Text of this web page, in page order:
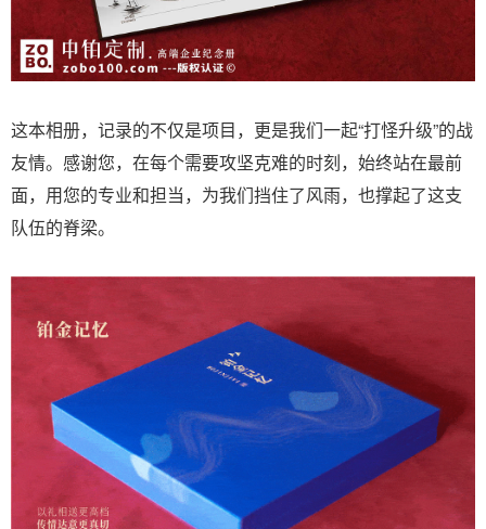
这本相册，记录的不仅是项目，更是我们一起“打怪升级”的战
友情。感谢您，在每个需要攻坚克难的时刻，始终站在最前
面，用您的专业和担当，为我们挡住了风雨，也撑起了这支
队伍的脊梁。